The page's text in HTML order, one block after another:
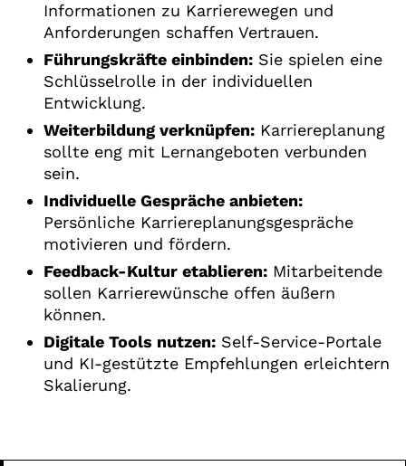
Informationen zu Karrierewegen und
Anforderungen schaffen Vertrauen.
Führungskräfte einbinden: Sie spielen eine
Schlüsselrolle in der individuellen
Entwicklung.
Weiterbildung verknüpfen: Karriereplanung
sollte eng mit Lernangeboten verbunden
sein.
Individuelle Gespräche anbieten:
Persönliche Karriereplanungsgespräche
motivieren und fördern.
Feedback-Kultur etablieren: Mitarbeitende
sollen Karrierewünsche offen äußern
können.
Digitale Tools nutzen: Self-Service-Portale
und KI-gestützte Empfehlungen erleichtern
Skalierung.